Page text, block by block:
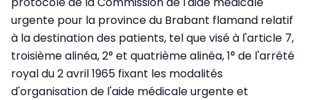
urgente pour la province du Brabant flamand relatif
à la destination des patients, tel que visé à l'article 7,
troisième alinéa, 2° et quatrième alinéa, 1° de l'arrêté
royal du 2 avril 1965 fixant les modalités
d'organisation de l'aide médicale urgente et